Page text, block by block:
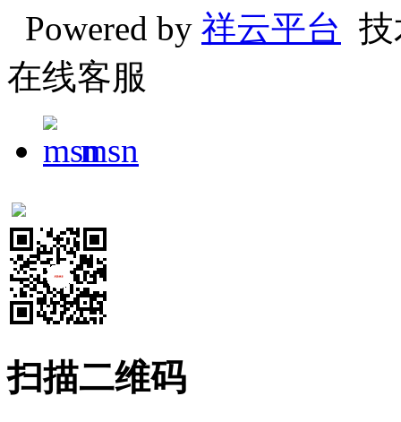
Powered by 祥云平台
在线客服
msn
扫描二维码